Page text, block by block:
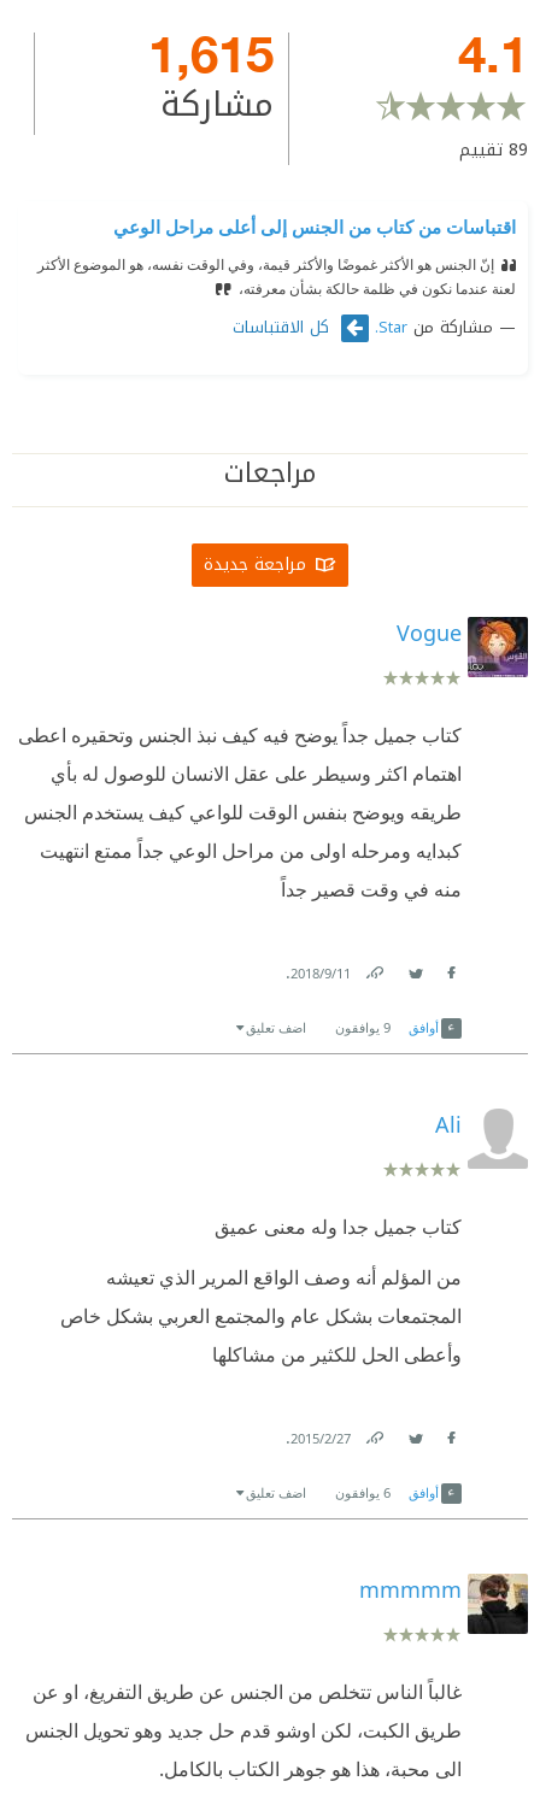
4.1
89تقييم
1,615
مشاركة
اقتباسات من كتاب من الجنس إلى أعلى مراحل الوعي
إنّ الجنس هو الأكثر غموضًا والأكثر قيمة، وفي الوقت نفسه، هو الموضوع الأكثر
لعنة عندما نكون في ظلمة حالكة بشأن معرفته،
مشاركة من Star. كل الاقتباسات
مراجعات
مراجعة جديدة
Vogue
كتاب جميل جداً يوضح فيه كيف نبذ الجنس وتحقيره اعطى
اهتمام اكثر وسيطر على عقل الانسان للوصول له بأي
طريقه ويوضح بنفس الوقت للواعي كيف يستخدم الجنس
كبدايه ومرحله اولى من مراحل الوعي جداً ممتع انتهيت
منه في وقت قصير جداً
11‏/9‏/2018
.
أوافق 9 يوافقون اضف تعليق
Ali
كتاب جميل جدا وله معنى عميق
من المؤلم أنه وصف الواقع المرير الذي تعيشه
المجتمعات بشكل عام والمجتمع العربي بشكل خاص
وأعطى الحل للكثير من مشاكلها
27‏/2‏/2015
.
أوافق 6 يوافقون اضف تعليق
mmmmm
غالباً الناس تتخلص من الجنس عن طريق التفريغ، او عن
طريق الكبت، لكن اوشو قدم حل جديد وهو تحويل الجنس
الى محبة، هذا هو جوهر الكتاب بالكامل.